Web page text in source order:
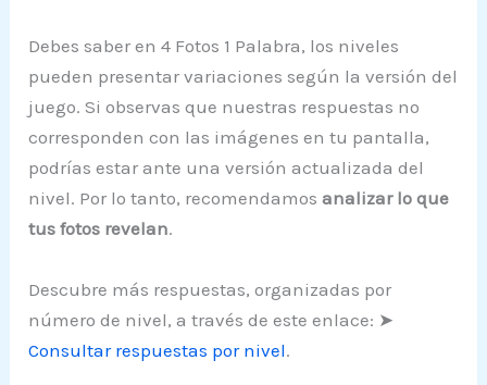
Debes saber en 4 Fotos 1 Palabra, los niveles
pueden presentar variaciones según la versión del
juego. Si observas que nuestras respuestas no
corresponden con las imágenes en tu pantalla,
podrías estar ante una versión actualizada del
nivel. Por lo tanto, recomendamosanalizar lo que
tus fotos revelan.
Descubre más respuestas, organizadas por
número de nivel, a través de este enlace: ➤
Consultar respuestas por nivel.